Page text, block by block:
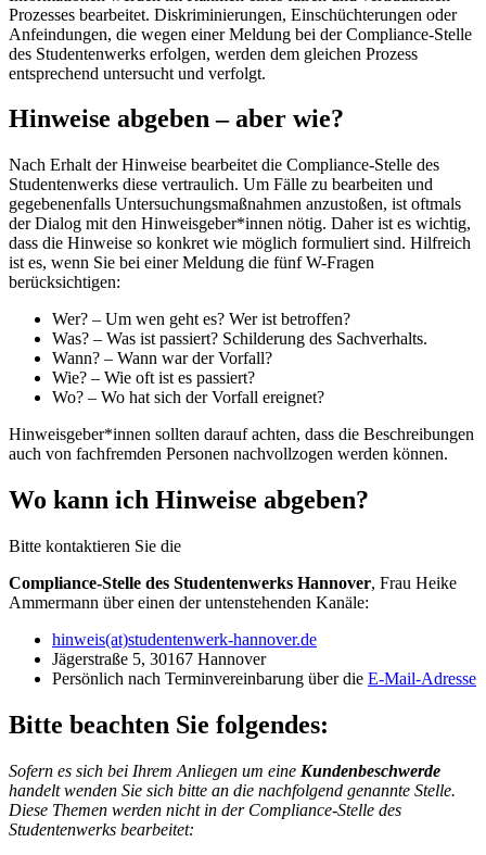
Prozesses bearbeitet. Diskriminierungen, Einschüchterungen oder
Anfeindungen, die wegen einer Meldung bei der Compliance-Stelle
des Studentenwerks erfolgen, werden dem gleichen Prozess
entsprechend untersucht und verfolgt.
Hinweise abgeben – aber wie?
Nach Erhalt der Hinweise bearbeitet die Compliance-Stelle des
Studentenwerks diese vertraulich. Um Fälle zu bearbeiten und
gegebenenfalls Untersuchungsmaßnahmen anzustoßen, ist oftmals
der Dialog mit den Hinweisgeber*innen nötig. Daher ist es wichtig,
dass die Hinweise so konkret wie möglich formuliert sind. Hilfreich
ist es, wenn Sie bei einer Meldung die fünf W-Fragen
berücksichtigen:
Wer? – Um wen geht es? Wer ist betroffen?
Was? – Was ist passiert? Schilderung des Sachverhalts.
Wann? – Wann war der Vorfall?
Wie? – Wie oft ist es passiert?
Wo? – Wo hat sich der Vorfall ereignet?
Hinweisgeber*innen sollten darauf achten, dass die Beschreibungen
auch von fachfremden Personen nachvollzogen werden können.
Wo kann ich Hinweise abgeben?
Bitte kontaktieren Sie die
Compliance-Stelle des Studentenwerks Hannover, Frau Heike
Ammermann über einen der untenstehenden Kanäle:
hinweis(at)studentenwerk-hannover.de
Jägerstraße 5, 30167 Hannover
Persönlich nach Terminvereinbarung über die E-Mail-Adresse
Bitte beachten Sie folgendes:
Sofern es sich bei Ihrem Anliegen um eine Kundenbeschwerde
handelt wenden Sie sich bitte an die nachfolgend genannte Stelle.
Diese Themen werden nicht in der Compliance-Stelle des
Studentenwerks bearbeitet: